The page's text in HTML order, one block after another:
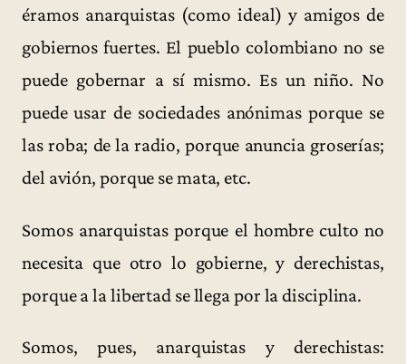
éramos anarquistas (como ideal) y amigos de
gobiernos fuertes. El pueblo colombiano no se
puede gobernar a sí mismo. Es un niño. No
puede usar de sociedades anónimas porque se
las roba; de la radio, porque anuncia groserías;
del avión, porque se mata, etc.
Somos anarquistas porque el hombre culto no
necesita que otro lo gobierne, y derechistas,
porque a la libertad se llega por la disciplina.
Somos, pues, anarquistas y derechistas: